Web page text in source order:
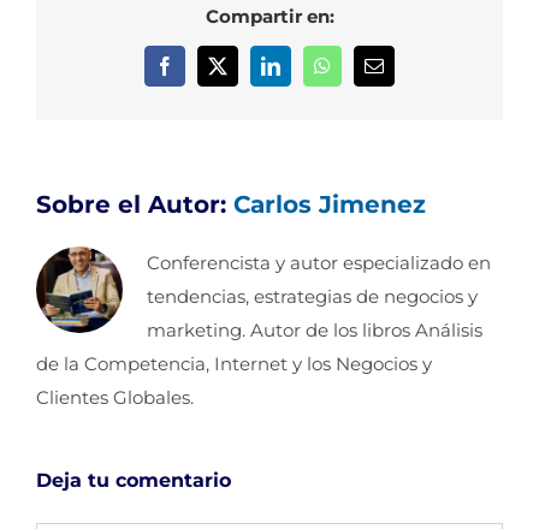
Compartir en:
Facebook
X LinkedInWhatsAppCorreo
Sobre el Autor: Carlos Jimenez
Conferencista y autor especializado en
tendencias, estrategias de negocios y
marketing. Autor de los libros Análisis
de la Competencia, Internet y los Negocios y
Clientes Globales.
Deja tu comentario